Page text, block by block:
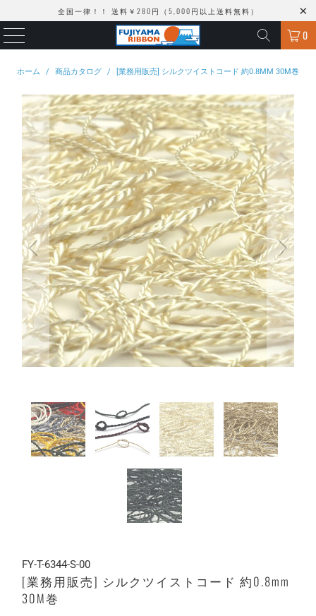
全国一律！！ 送料￥280円（5,000円以上送料無料）
0
ホーム / 商品カタログ / [業務用販売] シルクツイストコード 約0.8MM 30M巻
FY-T-6344-S-00
[業務用販売] シルクツイストコード 約0.8mm
30M巻